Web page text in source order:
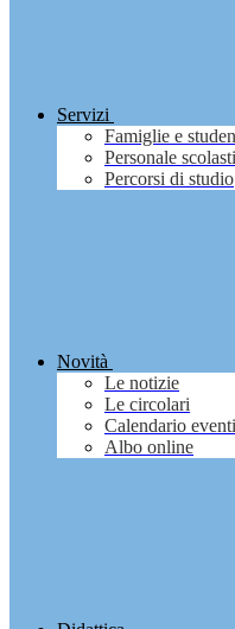
Servizi
Famiglie e
Personale
Percorsi di studio
Novità
Le notizie
Le circolari
Calendario eventi
Albo online